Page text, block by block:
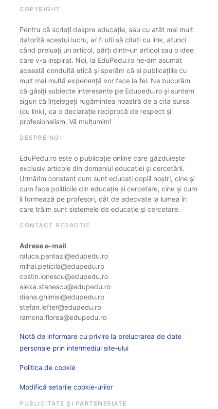
COPYRIGHT
Pentru că scrieți despre educație, sau cu atât mai mult
datorită acestui lucru, ar fi util să citați cu link, atunci
când preluați un articol, părți dintr-un articol sau o idee
care v-a inspirat. Noi, la EduPedu.ro ne-am asumat
această conduită etică și sperăm că și publicațiile cu
mult mai multă experiență vor face la fel. Ne bucurăm
că găsiți subiecte interesante pe Edupedu.ro și suntem
siguri că înțelegeți rugămintea noastră de a cita sursa
(cu link), ca o declarație reciprocă de respect și
profesionalism. Vă mulțumim!
DESPRE NOI
EduPedu.ro este o publicație online care găzduiește
exclusiv articole din domeniul educației și cercetării.
Urmărim constant cum sunt educați copiii noștri, cine și
cum face politicile din educație și cercetare, cine și cum
îi formează pe profesori, cât de adecvate la lumea în
care trăim sunt sistemele de educație și cercetare.
CONTACT REDACȚIE
Adrese e-mail
raluca.pantazi@edupedu.ro
mihai.peticila@edupedu.ro
costin.ionescu@edupedu.ro
alexa.stanescu@edupedu.ro
diana.ghimisi@edupedu.ro
stefan.lefter@edupedu.ro
ramona.florea@edupedu.ro
Notă de informare cu privire la prelucrarea de date
personale prin intermediul site-ului
Politica de cookie
Modifică setarile cookie-urilor
PUBLICITATE ȘI PARTENERIATE